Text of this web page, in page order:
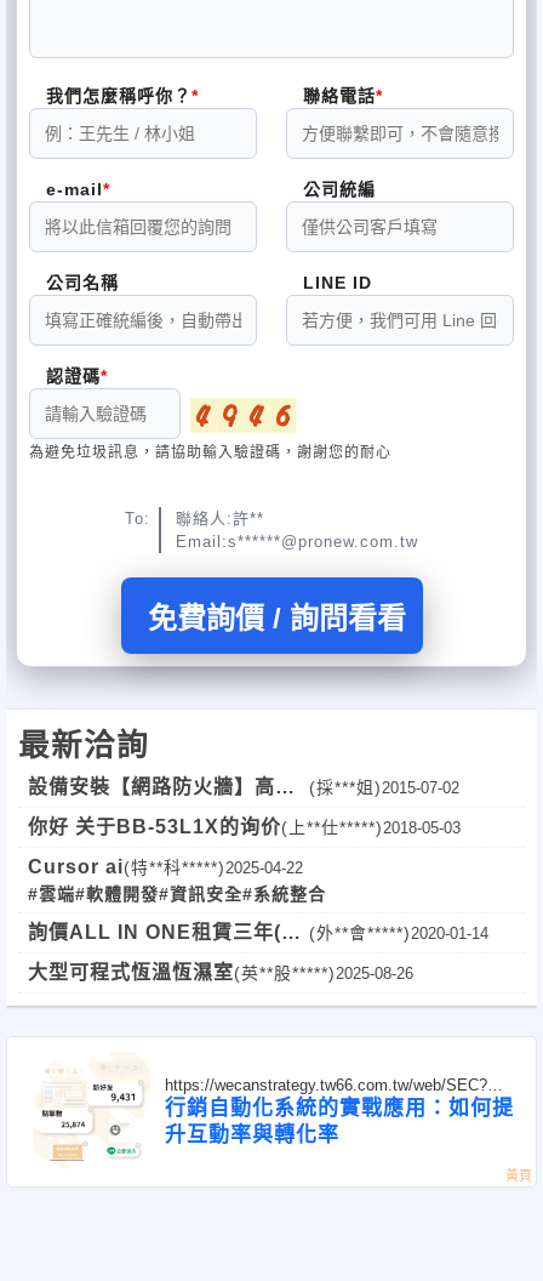
力的軟體工程，已逐漸受到重視，再者，面臨資訊安全事件不斷衝
擊，現代軟體工程已
將守護軟體本身的安全與版權(著作權)管理，視為同等重要的地位。
拜網際網路平台發達之賜，知識的獲取得的門檻已大幅降低，也讓
知識邁入空前的爆炸
體盜版必須具備相當
的專業知識，如今，普羅大眾可以在搜尋引擎打入關鍵字，大把的
資訊就呈現在眼前，
更有甚者，有人把盜版當成職業。
因此，要達到資安和版權保護兩大目標，已經不是簡單幾個的邏輯
指令和資料隱藏就能
近幾年的來的才被重
視的項目，多數的軟體研發人員在求學的過程，都不曾學到相關的
學界或業界，這部分的從業人員或知識，仍然不普及，因此尋求專
業的資安資源與工具
就顯得相當重要。
目前提供版權保護的工具相當多，有最常聽到的保護鎖、網路註冊
(啟動)、註冊碼、光
產品都宣稱可以達到
版權保護的功能。既然目的相同，何以價格差距如此懸殊? 通常，
便宜越好’，版權保護工具業者也會灌輸’越貴的越好’的觀念。但是，
一味以價格取
向很難買到好的工具，而貴的工具真能滿足需求嗎?
目前，註冊碼是市場上較為便宜的工具，有些版權工具業者只收一
次費用，註冊碼可以
無限量產生，有些交易會產生的註冊碼數量來計價，有些交易會以
每年協議合約計價收
費。就技術的觀點，以註冊碼為核心的保護方式，註冊碼如何產生
除錯器可以對執行檔執行單步指令追蹤，駭客可以藉由指令的執行
查點，並加以修改，或者了解原始創作的邏輯。
即使在完整合法的版權執行條件下，保護機制若不能偵測並干擾除
錯器的運行，那意味著
無論採用何種保護，基本上它都是不安全的。檢測的方法很簡單，
以除錯器對合法版權條
件下(接上保護鎖或安裝了註冊碼)的執行檔，進行單步執行，若無法
執行或一直再某個迴
圈運行，無法如正常程序進行畫面，則代表這個保護機制具備抗除
如原來一般正常執行，則代表所謂安全的後門是打開的，保護機制
隨時有被破解的可能。
若能通過2項，表示這個保護機制的壽命不會太久，你必須常更換保
若只能通過1項，那表示只要產品被駭客盯上，短期內就會被破解。
如果沒有一項能通過，建議立刻更換保護工具。
SafeNet資訊安全保護鎖系列, 歡迎您
來電借測!
正新電腦提供[借測活動]並且提供借測使用上的
技術指導。
有意借測者，歡迎來電洽詢詳細借測內容或有關資訊安
全相關問題。
更多產品資訊來源: www.pronew.com.tw
正新電腦TEL :
我們怎麼稱呼你？ 聯絡電話
e-mail 公司統編
公司名稱 LINE ID
認證碼
為避免垃圾訊息，請協助輸入驗證碼，謝謝您的耐心
To:
聯絡人:許**
Email:s******@pronew.com.tw
免費詢價 / 詢問看看
最新洽詢
設備安裝【網路防火牆】高雄
寒軒
(採***姐) 2015-07-02
你好 关于BB-53L1X的询价(上**仕*****) 2018-05-03
Cursor ai(特**科*****) 2025-04-22
#雲端#軟體開發#資訊安全#系統整合
詢價ALL IN ONE租賃三年(保
固亦同)
(外**會*****) 2020-01-14
大型可程式恆溫恆濕室(英**股*****) 2025-08-26
https://wecanstrategy.tw66.com.tw/web/SEC?
postId=1351612
行銷自動化系統的實戰應用：如何提
升互動率與轉化率